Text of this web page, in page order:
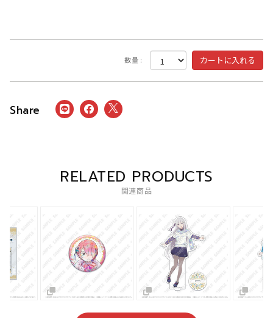
数量 :
RELATED PRODUCTS
関連商品